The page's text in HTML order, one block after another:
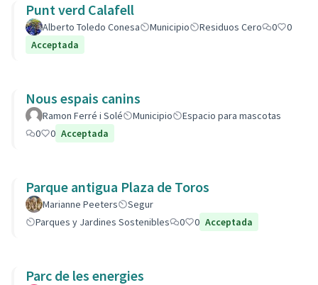
Punt verd Calafell
Alberto Toledo Conesa Municipio Residuos Cero 0
0
Acceptada
Nous espais canins
Ramon Ferré i Solé Municipio
Espacio para mascotas
0
0 Acceptada
Parque antigua Plaza de Toros
Marianne Peeters
Segur
Parques y Jardines Sostenibles
0 0 Acceptada
Parc de les energies